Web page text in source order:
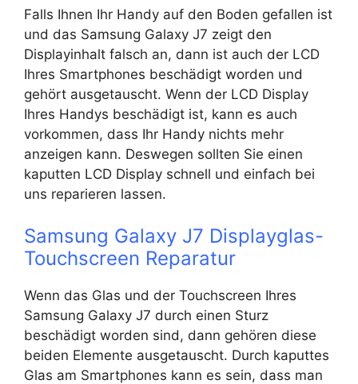
Falls Ihnen Ihr Handy auf den Boden gefallen ist
und das Samsung Galaxy J7 zeigt den
Displayinhalt falsch an, dann ist auch der LCD
Ihres Smartphones beschädigt worden und
gehört ausgetauscht. Wenn der LCD Display
Ihres Handys beschädigt ist, kann es auch
vorkommen, dass Ihr Handy nichts mehr
anzeigen kann. Deswegen sollten Sie einen
kaputten LCD Display schnell und einfach bei
uns reparieren lassen.
Samsung Galaxy J7 Displayglas-
Touchscreen Reparatur
Wenn das Glas und der Touchscreen Ihres
Samsung Galaxy J7 durch einen Sturz
beschädigt worden sind, dann gehören diese
beiden Elemente ausgetauscht. Durch kaputtes
Glas am Smartphones kann es sein, dass man